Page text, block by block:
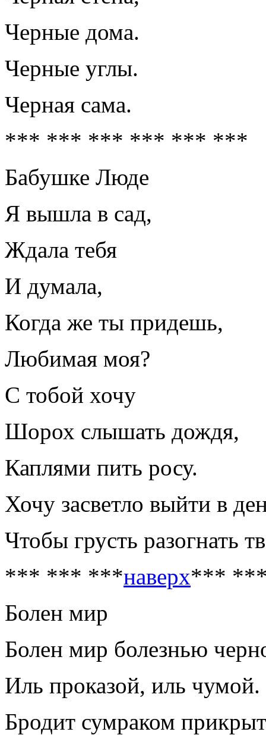
Черные дома.
Черные углы.
Черная сама.
*** *** *** *** *** ***
Бабушке Люде
Я вышла в сад,
Ждала тебя
И думала,
Когда же ты придешь,
Любимая моя?
С тобой хочу
Шорох слышать дождя,
Каплями пить росу.
Хочу засветло выйти в
Чтобы грусть разогнать
*** *** ***наверх***
Болен мир
Болен мир болезнью
Иль проказой, иль чумой.
Бродит сумраком